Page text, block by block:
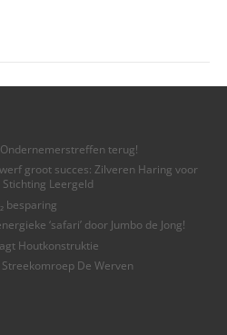
terug!
groot succes: Zilveren Haring voor
Leergeld
besparing
‘safari’ door Jumbo de Jong!
Houtkonstruktie
De Werven